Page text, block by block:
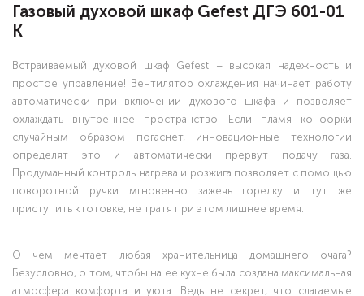
Газовый духовой шкаф Gefest ДГЭ 601-01
К
Встраиваемый духовой шкаф Gefest – высокая надежность и
простое управление! Вентилятор охлаждения начинает работу
автоматически при включении духового шкафа и позволяет
охлаждать внутреннее пространство. Если пламя конфорки
случайным образом погаснет, инновационные технологии
определят это и автоматически прервут подачу газа.
Продуманный контроль нагрева и розжига позволяет с помощью
поворотной ручки мгновенно зажечь горелку и тут же
приступить к готовке, не тратя при этом лишнее время.
О чем мечтает любая хранительница домашнего очага?
Безусловно, о том, чтобы на ее кухне была создана максимальная
атмосфера комфорта и уюта. Ведь не секрет, что слагаемые